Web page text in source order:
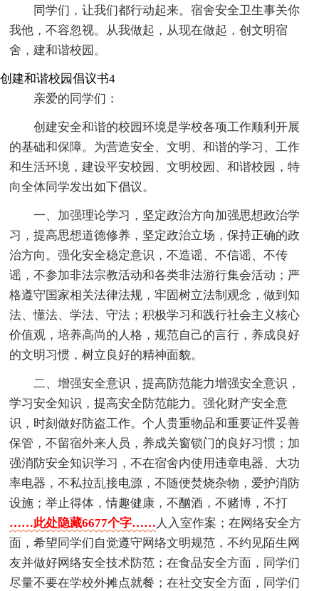
同学们，让我们都行动起来。宿舍安全卫生事关你
我他，不容忽视。从我做起，从现在做起，创文明宿
舍，建和谐校园。
创建和谐校园倡议书4
亲爱的同学们：
创建安全和谐的校园环境是学校各项工作顺利开展
的基础和保障。为营造安全、文明、和谐的学习、工作
和生活环境，建设平安校园、文明校园、和谐校园，特
向全体同学发出如下倡议。
一、加强理论学习，坚定政治方向加强思想政治学
习，提高思想道德修养，坚定政治立场，保持正确的政
治方向。强化安全稳定意识，不造谣、不信谣、不传
谣，不参加非法宗教活动和各类非法游行集会活动；严
格遵守国家相关法律法规，牢固树立法制观念，做到知
法、懂法、学法、守法；积极学习和践行社会主义核心
价值观，培养高尚的人格，规范自己的言行，养成良好
的文明习惯，树立良好的精神面貌。
二、增强安全意识，提高防范能力增强安全意识，
学习安全知识，提高安全防范能力。强化财产安全意
识，时刻做好防盗工作。个人贵重物品和重要证件妥善
保管，不留宿外来人员，养成关窗锁门的良好习惯；加
强消防安全知识学习，不在宿舍内使用违章电器、大功
率电器，不私拉乱接电源，不随便焚烧杂物，爱护消防
设施；举止得体，情趣健康，不酗酒，不赌博，不打
……此处隐藏6677个字…… 人入室作案；在网络安全方
面，希望同学们自觉遵守网络文明规范，不约见陌生网
友并做好网络安全技术防范；在食品安全方面，同学们
尽量不要在学校外摊点就餐；在社交安全方面，同学们